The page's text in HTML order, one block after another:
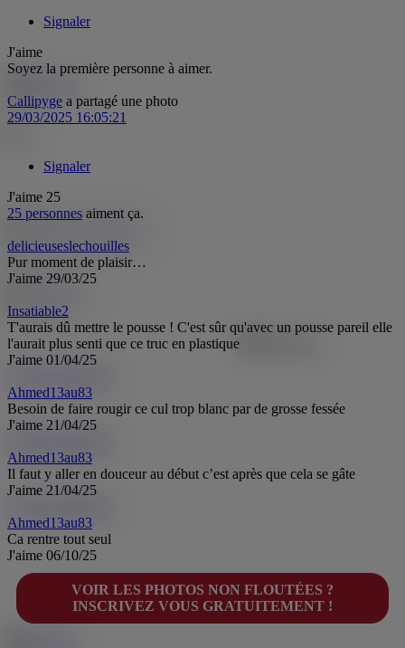
Signaler
J'aime
Soyez la première personne à aimer.
Callipyge a partagé une photo
29/03/2025 16:05:21
Signaler
J'aime 25
25 personnes aiment ça.
delicieuseslechouilles
Pur moment de plaisir…
J'aime 29/03/25
Insatiable2
T'aurais dû mettre le pousse ! C'est sûr qu'avec un pousse pareil elle
l'aurait plus senti que ce truc en plastique
J'aime 01/04/25
Ahmed13au83
Besoin de faire rougir ce cul trop blanc par de grosse fessée
J'aime 21/04/25
Ahmed13au83
Il faut y aller en douceur au début c’est après que cela se gâte
J'aime 21/04/25
Ahmed13au83
Ca rentre tout seul
J'aime 06/10/25
VOIR LES PHOTOS NON FLOUTÉES ?
INSCRIVEZ VOUS GRATUITEMENT !